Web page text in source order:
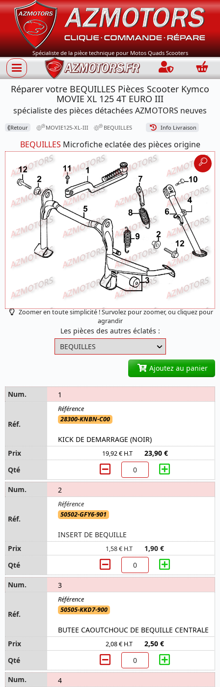
Spécialiste de la pièce technique pour Motos Quads Scooters
Connection
Réparer votre BEQUILLES Pièces Scooter Kymco
MOVIE XL 125 4T EURO III
spécialiste des pièces détachées AZMOTORS neuves
⟪Retour MOVIE125-XL-III BEQUILLES Info Livraison
BEQUILLES Microfiche eclatée des pièces origine
Zoomer en toute simplicité ! Survolez pour zoomer, ou cliquez pour
agrandir
Les pièces des autres éclatés :
Ajoutez au panier
1
28300-KNBN-C00
KICK DE DEMARRAGE (NOIR)
19,92 € H.T 23,90 €
2
50502-GFY6-901
INSERT DE BEQUILLE
1,58 € H.T 1,90 €
3
50505-KKD7-900
BUTEE CAOUTCHOUC DE BEQUILLE CENTRALE
2,08 € H.T 2,50 €
4